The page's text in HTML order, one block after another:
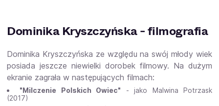
Dominika Kryszczyńska - filmografia
Dominika Kryszczyńska ze względu na swój młody wiek
posiada jeszcze niewielki dorobek filmowy. Na dużym
ekranie zagrała w następujących filmach:
"Milczenie Polskich Owiec" - jako Malwina Potrzask
(2017)